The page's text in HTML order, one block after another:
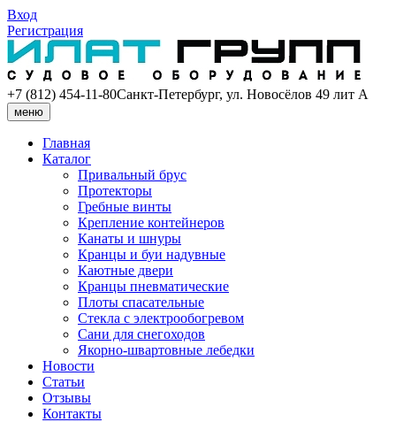
Вход
Регистрация
+7 (812) 454-11-80Санкт-Петербург, ул. Новосёлов 49 лит А
меню
Главная
Каталог
Привальный брус
Протекторы
Гребные винты
Крепление контейнеров
Канаты и шнуры
Кранцы и буи надувные
Каютные двери
Кранцы пневматические
Плоты спасательные
Стекла с электрообогревом
Сани для снегоходов
Якорно-швартовные лебедки
Новости
Статьи
Отзывы
Контакты